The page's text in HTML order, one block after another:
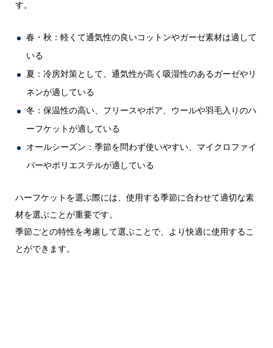
す。
春・秋：軽くて通気性の良いコットンやガーゼ素材は適して
いる
夏：冷房対策として、通気性が高く吸湿性のあるガーゼやリ
ネンが適している
冬：保温性の高い、フリースやボア、ウールや羽毛入りのハ
ーフケットが適している
オールシーズン：季節を問わず使いやすい、マイクロファイ
バーやポリエステルが適している
ハーフケットを選ぶ際には、使用する季節に合わせて適切な素
材を選ぶことが重要です。
季節ごとの特性を考慮して選ぶことで、より快適に使用するこ
とができます。